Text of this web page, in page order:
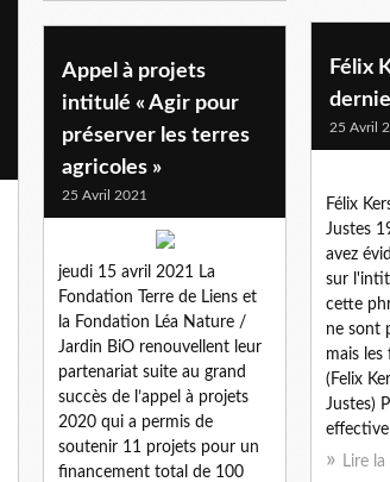
Félix
25 Avril
Félix
Justes
avez
sur
cette
ne sont
mais
(Felix
Justes)
Lire
Appel à projets
intitulé « Agir pour
préserver les terres
agricoles »
25 Avril 2021
jeudi 15 avril 2021 La
Fondation Terre de Liens et
la Fondation Léa Nature /
Jardin BiO renouvellent leur
partenariat suite au grand
succès de l’appel à projets
2020 qui a permis de
soutenir 11 projets pour un
financement total de 100